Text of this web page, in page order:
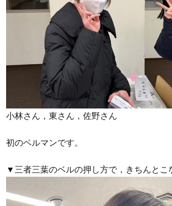
小林さん，東さん，佐野さん
初のベルマンです。
▼三者三葉のベルの押し方で，きちんとこ